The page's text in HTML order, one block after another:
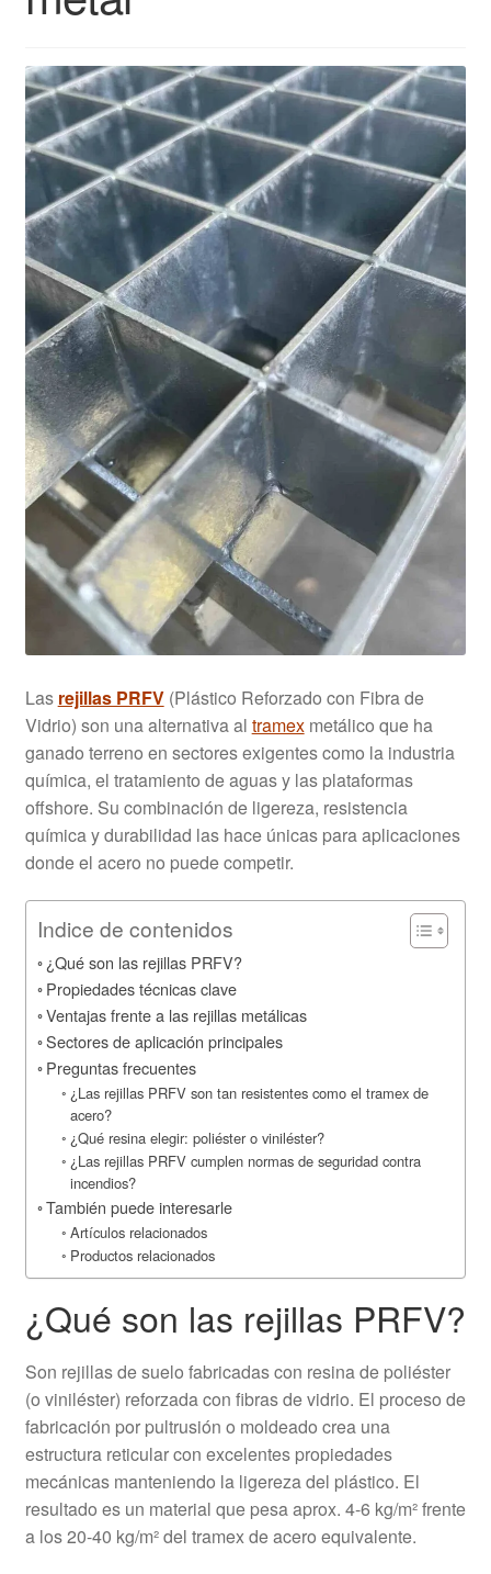
Rejillas Poliester PRFV
Tramex
Cilindros y Rejillas Filtrantes
Metal Extendido
Grapas
Demister
Cintas Transportadoras
Las rejillas PRFV(Plástico Reforzado con Fibra de
Vidrio) son una alternativa al tramexmetálico que ha
ganado terreno en sectores exigentes como la industria
química, el tratamiento de aguas y las plataformas
offshore. Su combinación de ligereza, resistencia
química y durabilidad las hace únicas para aplicaciones
donde el acero no puede competir.
Indice de contenidos
¿Qué son las rejillas PRFV?
Propiedades técnicas clave
Ventajas frente a las rejillas metálicas
Sectores de aplicación principales
Preguntas frecuentes
¿Las rejillas PRFV son tan resistentes como el tramex de
acero?
¿Qué resina elegir: poliéster o viniléster?
¿Las rejillas PRFV cumplen normas de seguridad contra
incendios?
También puede interesarle
Artículos relacionados
Productos relacionados
¿Qué son las rejillas PRFV?
Son rejillas de suelo fabricadas con resina de poliéster
(o viniléster) reforzada con fibras de vidrio. El proceso de
fabricación por pultrusión o moldeado crea una
estructura reticular con excelentes propiedades
mecánicas manteniendo la ligereza del plástico. El
resultado es un material que pesa aprox. 4-6 kg/m² frente
a los 20-40 kg/m² del tramex de acero equivalente.